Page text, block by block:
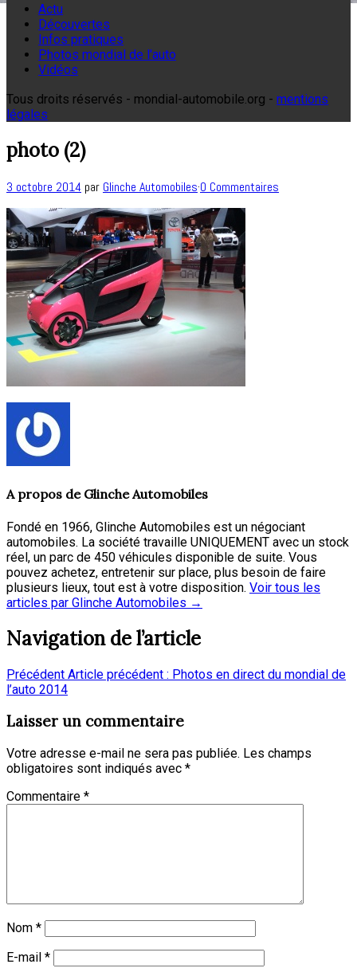
Actu
Découvertes
Infos pratiques
Photos mondial de l'auto
Vidéos
Tous droits réservés - mondial-automobile.org - mentions
légales
photo (2)
3 octobre 2014 par Glinche Automobiles·0 Commentaires
A propos de Glinche Automobiles
Fondé en 1966, Glinche Automobiles est un négociant
automobiles. La société travaille UNIQUEMENT avec un stock
réel, un parc de 450 véhicules disponible de suite. Vous
pouvez achetez, entretenir sur place, plus besoin de faire
plusieurs lieux, tout est à votre disposition. Voir tous les
articles par Glinche Automobiles →
Navigation de l’article
Précédent Article précédent : Photos en direct du mondial de
l’auto 2014
Laisser un commentaire
Votre adresse e-mail ne sera pas publiée. Les champs
obligatoires sont indiqués avec *
Commentaire *
Nom *
E-mail *